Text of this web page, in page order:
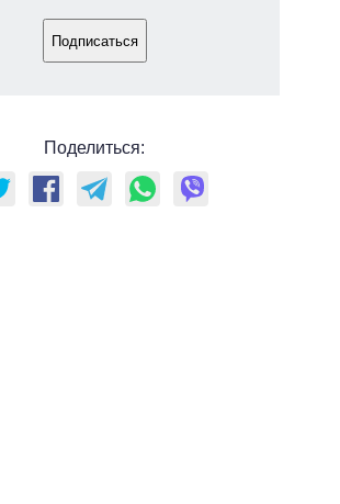
Подписаться
Поделиться: